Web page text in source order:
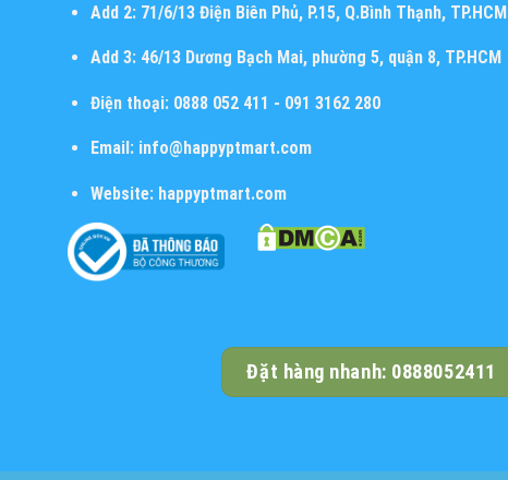
Add 2:71/6/13 Điện Biên Phủ, P.15, Q.Bình Thạnh, TP.HCM
Add 3:46/13 Dương Bạch Mai, phường 5, quận 8, TP.HCM
Điện thoại:0888 052 411 - 091 3162 280
Email:info@happyptmart.com
Website: happyptmart.com
Đặt hàng nhanh: 0888052411